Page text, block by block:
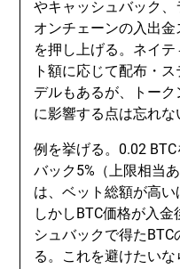
やキャッシュバック、
オンチェーンの入出
を押し上げる。ネイ
ト額に応じて配布・
デルもあるが、トー
に影響する点は忘れな
例を挙げる。0.02
バック5%（上限相当
は、ベット総額が高い
しかしBTC価格が入
シュバックで得た
る。これを避けたい